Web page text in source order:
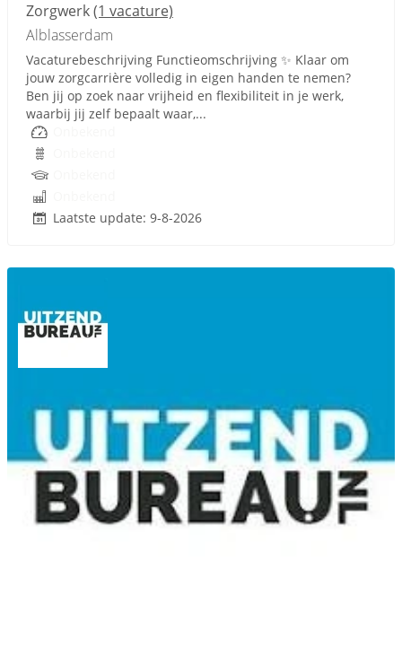
Zorgwerk(1 vacature)
Alblasserdam
Vacaturebeschrijving Functieomschrijving ✨ Klaar om
jouw zorgcarrière volledig in eigen handen te nemen?
Ben jij op zoek naar vrijheid en flexibiliteit in je werk,
waarbij jij zelf bepaalt waar,...
Laatste update: 9-8-2026